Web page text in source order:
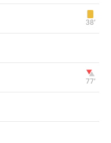
38‎’‎
77‎’‎